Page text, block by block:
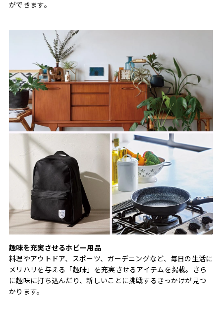
ができます。
趣味を充実させるホビー用品
料理やアウトドア、スポーツ、ガーデニングなど、毎日の生活に
メリハリを与える「趣味」を充実させるアイテムを掲載。さら
に趣味に打ち込んだり、新しいことに挑戦するきっかけが見つ
かります。